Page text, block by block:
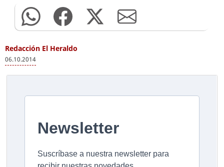
Redacción El Heraldo
06.10.2014